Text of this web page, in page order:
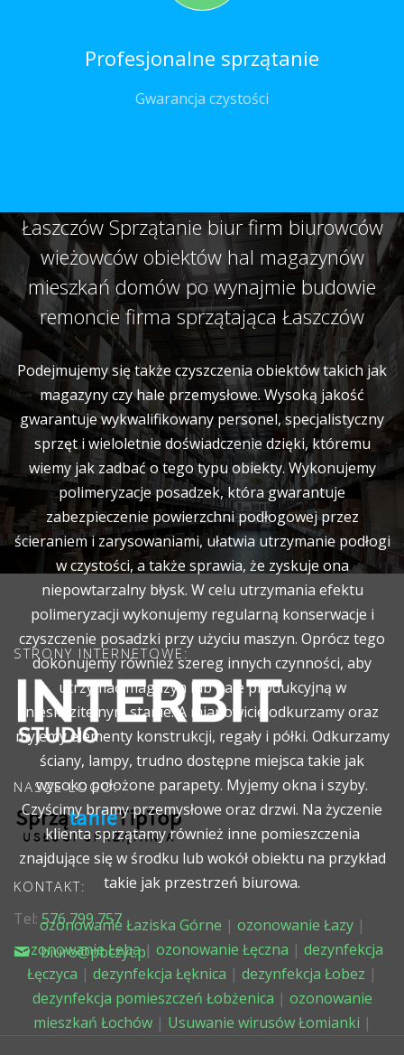
Profesjonalne sprzątanie
Gwarancja czystości
Łaszczów Sprzątanie biur firm biurowców
wieżowców obiektów hal magazynów
mieszkań domów po wynajmie budowie
remoncie firma sprzątająca Łaszczów
Podejmujemy się także czyszczenia obiektów takich jak
magazyny czy hale przemysłowe. Wysoką jakość
gwarantuje wykwalifikowany personel, specjalistyczny
sprzęt i wieloletnie doświadczenie dzięki, któremu
wiemy jak zadbać o tego typu obiekty. Wykonujemy
polimeryzacje posadzek, która gwarantuje
zabezpieczenie powierzchni podłogowej przez
ścieraniem i zarysowaniami, ułatwia utrzymanie podłogi
w czystości, a także sprawia, że zyskuje ona
niepowtarzalny błysk. W celu utrzymania efektu
polimeryzacji wykonujemy regularną konserwacje i
czyszczenie posadzki przy użyciu maszyn. Oprócz tego
dokonujemy również szereg innych czynności, aby
utrzymać magazyn lub hale produkcyjną w
nieskazitelnym stanie. A mianowicie odkurzamy oraz
myjemy elementy konstrukcji, regały i półki. Odkurzamy
ściany, lampy, trudno dostępne miejsca takie jak
wysoko położone parapety. Myjemy okna i szyby.
Czyścimy bramy przemysłowe oraz drzwi. Na życzenie
klienta sprzątamy również inne pomieszczenia
znajdujące się w środku lub wokół obiektu na przykład
takie jak przestrzeń biurowa.
ozonowanie Łaziska Górne | ozonowanie Łazy|
ozonowanie Łeba| ozonowanie Łęczna | dezynfekcja
Łęczyca | dezynfekcja Łęknica | dezynfekcja Łobez |
dezynfekcja pomieszczeń Łobżenica | ozonowanie
mieszkań Łochów| Usuwanie wirusów Łomianki |
STRONY INTERNETOWE:
NASZE LOGO:
KONTAKT:
Tel:576 799 757
biuro@pbczyt.pl